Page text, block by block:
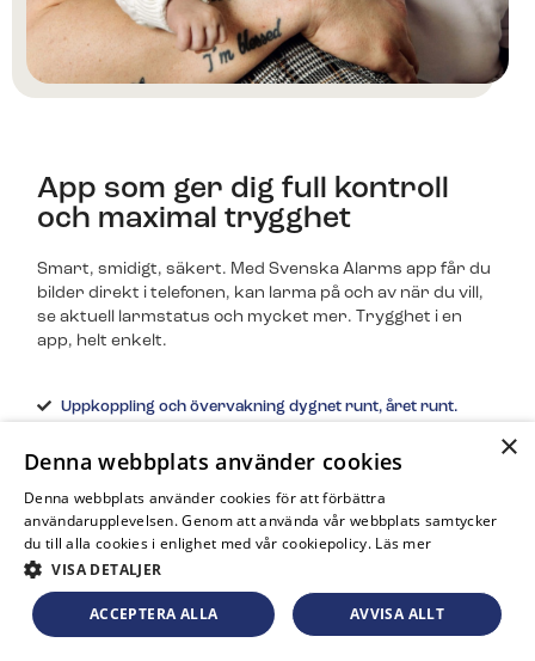
App som ger dig full kontroll
och maximal trygghet
Smart, smidigt, säkert. Med Svenska Alarms app får du
bilder direkt i telefonen, kan larma på och av när du vill,
se aktuell larmstatus och mycket mer. Trygghet i en
app, helt enkelt.
Uppkoppling och övervakning dygnet runt, året runt.
Koppling till Yale Doorman
Läs mer
×
Denna webbplats använder cookies
Denna webbplats använder cookies för att förbättra
användarupplevelsen. Genom att använda vår webbplats samtycker
du till alla cookies i enlighet med vår cookiepolicy. Läs mer
VISA DETALJER
ACCEPTERA ALLA AVVISA ALLT